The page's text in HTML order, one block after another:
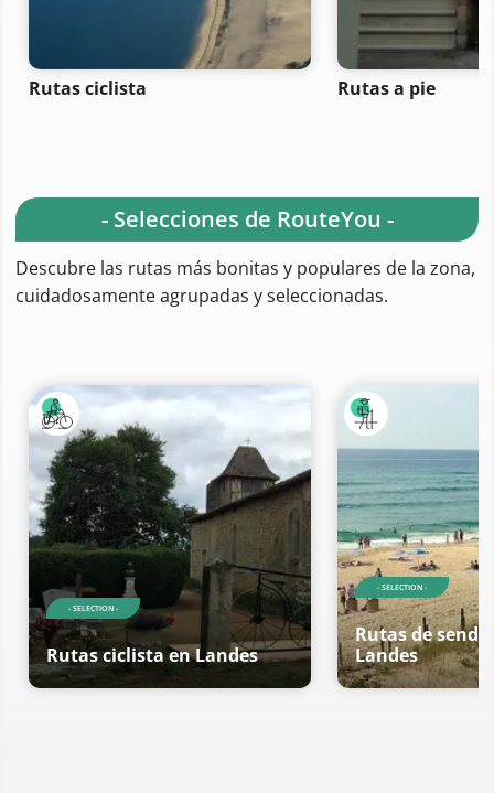
Rutas ciclista Rutas a pie
- Selecciones de RouteYou -
Descubre las rutas más bonitas y populares de la zona,
cuidadosamente agrupadas y seleccionadas.
- SELECTION -
Rutas ciclista en Landes
- SELECTION -
Rutas de
Landes